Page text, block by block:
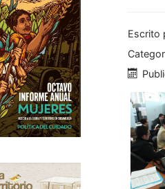
Escrito